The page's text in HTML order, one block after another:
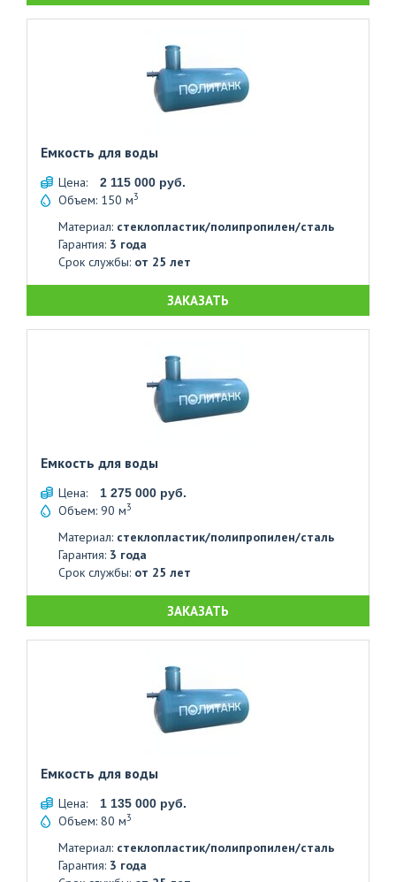
Емкость для воды
Цена: 2 115 000 руб.
Объем: 150 м3
Материал: стеклопластик/полипропилен/сталь
Гарантия: 3 года
Срок службы: от 25 лет
ЗАКАЗАТЬ
Емкость для воды
Цена: 1 275 000 руб.
Объем: 90 м3
Материал: стеклопластик/полипропилен/сталь
Гарантия: 3 года
Срок службы: от 25 лет
ЗАКАЗАТЬ
Емкость для воды
Цена: 1 135 000 руб.
Объем: 80 м3
Материал: стеклопластик/полипропилен/сталь
Гарантия: 3 года